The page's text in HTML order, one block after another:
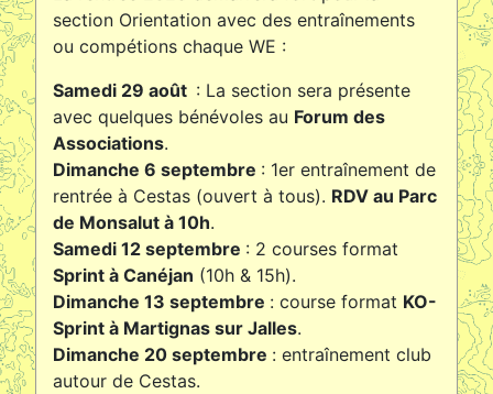
section Orientation avec des entraînements
ou compétions chaque WE :
Samedi 29 août : La section sera présente
avec quelques bénévoles au Forum des
Associations.
Dimanche 6 septembre : 1er entraînement de
rentrée à Cestas (ouvert à tous). RDV au Parc
de Monsalut à 10h.
Samedi 12 septembre : 2 courses format
Sprint à Canéjan (10h & 15h).
Dimanche 13 septembre : course format KO-
Sprint à Martignas sur Jalles.
Dimanche 20 septembre : entraînement club
autour de Cestas.